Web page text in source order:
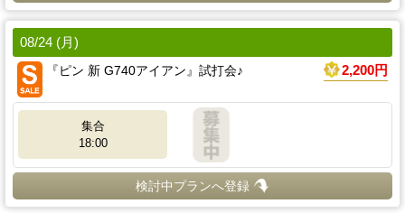
08/24 (月)
『ピン 新 G740アイアン』試打会♪
2,200円
集合
18:00
検討中プランへ登録